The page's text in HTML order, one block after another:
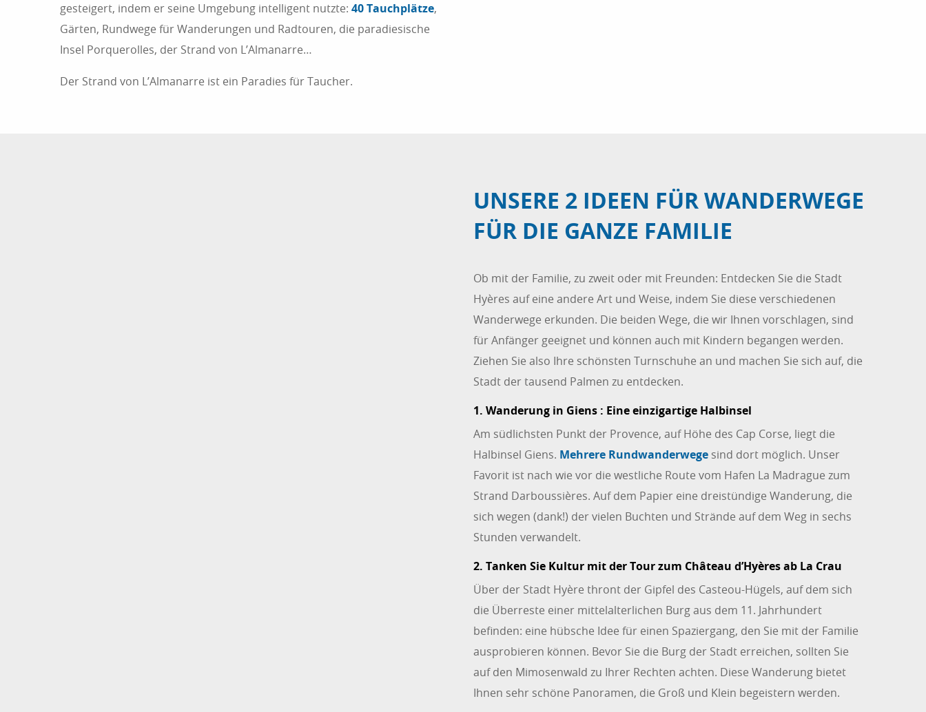
gesteigert, indem er seine Umgebung intelligent nutzte: 40 Tauchplätze,
Gärten, Rundwege für Wanderungen und Radtouren, die paradiesische
Insel Porquerolles, der Strand von L’Almanarre…
Der Strand von L’Almanarre ist ein Paradies für Taucher.
UNSERE 2 IDEEN FÜR WANDERWEGE
FÜR DIE GANZE FAMILIE
Ob mit der Familie, zu zweit oder mit Freunden: Entdecken Sie die Stadt
Hyères auf eine andere Art und Weise, indem Sie diese verschiedenen
Wanderwege erkunden. Die beiden Wege, die wir Ihnen vorschlagen, sind
für Anfänger geeignet und können auch mit Kindern begangen werden.
Ziehen Sie also Ihre schönsten Turnschuhe an und machen Sie sich auf, die
Stadt der tausend Palmen zu entdecken.
1. Wanderung in Giens : Eine einzigartige Halbinsel
Am südlichsten Punkt der Provence, auf Höhe des Cap Corse, liegt die
Halbinsel Giens. Mehrere Rundwanderwege sind dort möglich. Unser
Favorit ist nach wie vor die westliche Route vom Hafen La Madrague zum
Strand Darboussières. Auf dem Papier eine dreistündige Wanderung, die
sich wegen (dank!) der vielen Buchten und Strände auf dem Weg in sechs
Stunden verwandelt.
2. Tanken Sie Kultur mit der Tour zum Château d’Hyères ab La Crau
Über der Stadt Hyère thront der Gipfel des Casteou-Hügels, auf dem sich
die Überreste einer mittelalterlichen Burg aus dem 11. Jahrhundert
befinden: eine hübsche Idee für einen Spaziergang, den Sie mit der Familie
ausprobieren können. Bevor Sie die Burg der Stadt erreichen, sollten Sie
auf den Mimosenwald zu Ihrer Rechten achten. Diese Wanderung bietet
Ihnen sehr schöne Panoramen, die Groß und Klein begeistern werden.